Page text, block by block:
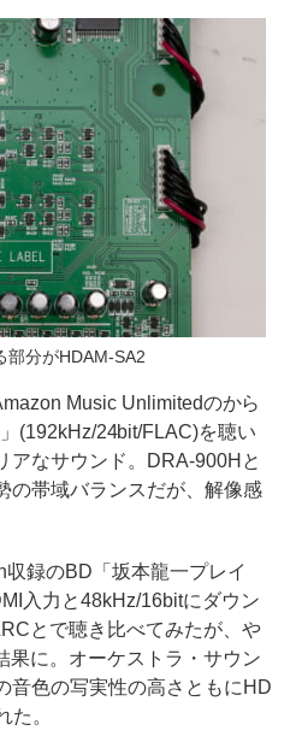
部分がHDAM-SA2
Music Unlimitedのから
(192kHz/24bit/FLAC)を聴い
アなサウンド。DRA-900Hと
の帯域バランスだが、解像感
録のBD「坂本龍一プレイ
入力と48kHz/16bitにダウン
とで聴き比べてみたが、や
果に。オーケストラ・サウン
音色の写実性の高さともにHD
た。